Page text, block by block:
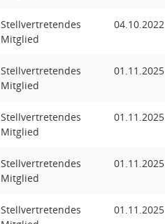
Stellvertretendes
Mitglied
04.10.2022
Stellvertretendes
Mitglied
01.11.2025
Stellvertretendes
Mitglied
01.11.2025
Stellvertretendes
Mitglied
01.11.2025
Stellvertretendes
01.11.2025